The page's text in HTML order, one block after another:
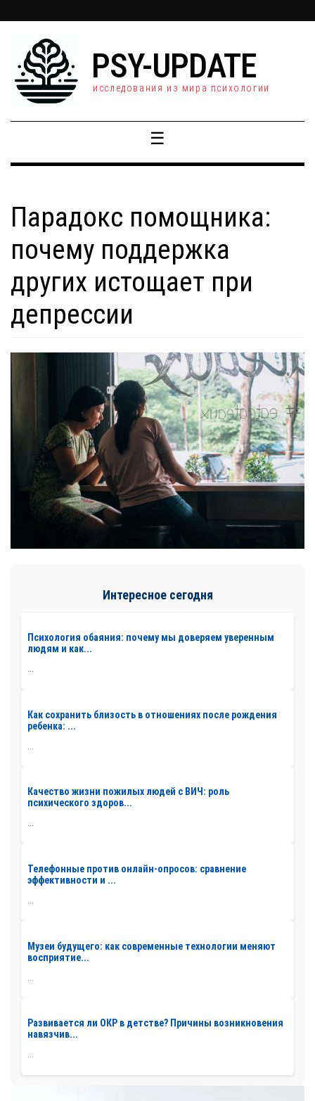
PSY-UPDATE
исследования из мира психологии
☰
Парадокс помощника:
почему поддержка
других истощает при
депрессии
Интересное сегодня
Психология обаяния: почему мы доверяем уверенным
людям и как...
...
Как сохранить близость в отношениях после рождения
ребенка: ...
Качество жизни пожилых людей с ВИЧ: роль
психического здоров...
...
Телефонные против онлайн-опросов: сравнение
эффективности и ...
...
Музеи будущего: как современные технологии меняют
восприятие...
Развивается ли ОКР в детстве? Причины возникновения
навязчив...
...